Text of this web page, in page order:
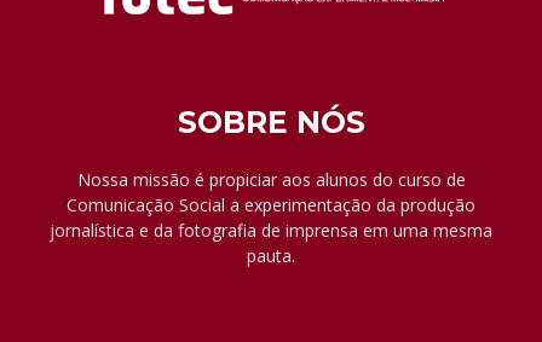
SOBRE NÓS
Nossa missão é propiciar aos alunos do curso de
Comunicação Social a experimentação da produção
jornalística e da fotografia de imprensa em uma mesma
pauta.